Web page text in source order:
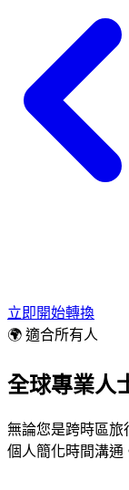
立即開始轉換
🌍 適合所有人
全球專業人
無論您是跨時區旅
個人簡化時間溝通